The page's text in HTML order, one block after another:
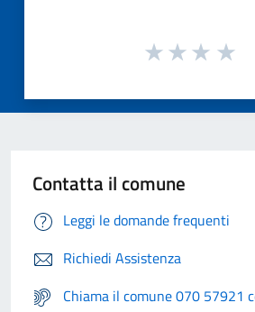
Contatta il comune
Leggi le domande frequenti
Richiedi Assistenza
Chiama il comune 070 57921